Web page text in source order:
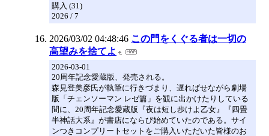
購入 (31)
2026 / 7
2026/03/02 04:48:46 この門をくぐる者は一切の
高望みを捨てよ
2026-03-01
20周年記念愛蔵版、発売される。
森見登美彦氏が執筆に行きづまり、遅ればせながら劇場
版「チェンソーマン レゼ篇」を観に出かけたりしている
間に、20周年記念愛蔵版『夜は短し歩けよ乙女』『四畳
半神話大系』が書店にならび始めていたのである。サイ
ンつきコンプリートセットをご購入いただいた皆様のお